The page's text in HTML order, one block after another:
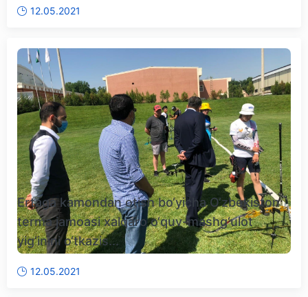
12.05.2021
Ertaga kamondan otish bo‘yicha O‘zbekiston
terma jamoasi xalqaro o‘quv-mashg‘ulot
yig‘inini o‘tkazis...
12.05.2021